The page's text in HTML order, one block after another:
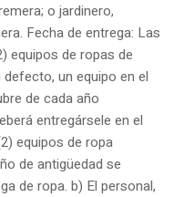
o jardinero,
Fecha de entrega: Las
equipos de ropas de
un equipo en el
de cada año
entregársele en el
equipos de ropa
de antigüedad se
de ropa. b) El personal,